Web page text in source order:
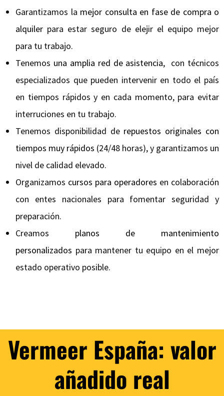
Garantizamos la mejor consulta en fase de compra o
alquiler para estar seguro de elejir el equipo mejor
para tu trabajo.
Tenemos una amplia red de asistencia, con técnicos
especializados que pueden intervenir en todo el país
en tiempos rápidos y en cada momento, para evitar
interruciones en tu trabajo.
Tenemos disponibilidad derepuestos originales con
tiempos muy rápidos (24/48 horas), y garantizamos un
nivel de calidad elevado.
Organizamos cursos para operadores en colaboración
con entes nacionales para fomentar seguridad y
preparación.
Creamos planos de mantenimiento
personalizados para mantener tu equipo en el mejor
estado operativo posible.
Vermeer España: valor
añadido real